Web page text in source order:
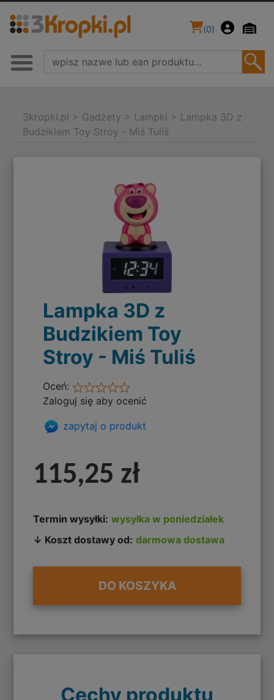
(0)
3kropki.pl > Gadżety > Lampki > Lampka 3D z
Budzikiem Toy Stroy - Miś Tuliś
Lampka 3D z
Budzikiem Toy
Stroy - Miś Tuliś
Oceń:
Zaloguj się aby ocenić
zapytaj o produkt
115,25 zł
Termin wysyłki: wysyłka w poniedziałek
↓ Koszt dostawy od: darmowa dostawa
DO KOSZYKA
Cechy produktu